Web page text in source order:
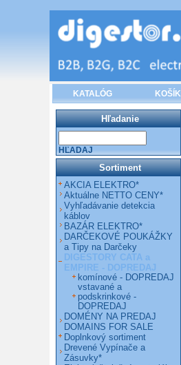
KATALÓG KOŠÍK
Hľadanie
HĽADAJ
Sortiment
AKCIA ELEKTRO*
Aktuálne NETTO CENY*
Vyhľadávanie detekcia
káblov
BAZÁR ELEKTRO*
DARČEKOVÉ POUKÁŽKY
a Tipy na Darčeky
DIGESTORY CATA a
EMPIRE - DOPREDAJ
komínové - DOPREDAJ
vstavané a
podskrinkové -
DOPREDAJ
DOMÉNY NA PREDAJ
DOMAINS FOR SALE
Doplnkový sortiment
Drevené Vypínače a
Zásuvky*